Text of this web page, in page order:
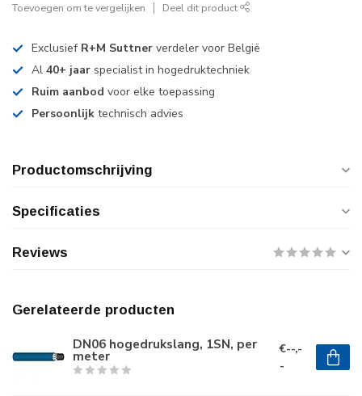
Toevoegen om te vergelijken Deel dit product
Exclusief R+M Suttner verdeler voor België
Al 40+ jaar specialist in hogedruktechniek
Ruim aanbod voor elke toepassing
Persoonlijk technisch advies
Productomschrijving
Specificaties
Reviews
Gerelateerde producten
DN06 hogedrukslang, 1SN, per
meter
€--,-
-